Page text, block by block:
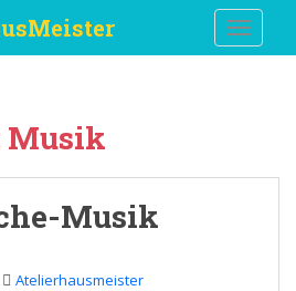
Musik
Musik
Atelierhausmeister